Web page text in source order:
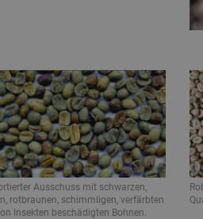
Ausschuss mit schwarzen,
rotbraunen, schimmligen, verfärbten
Insekten beschädigten Bohnen.